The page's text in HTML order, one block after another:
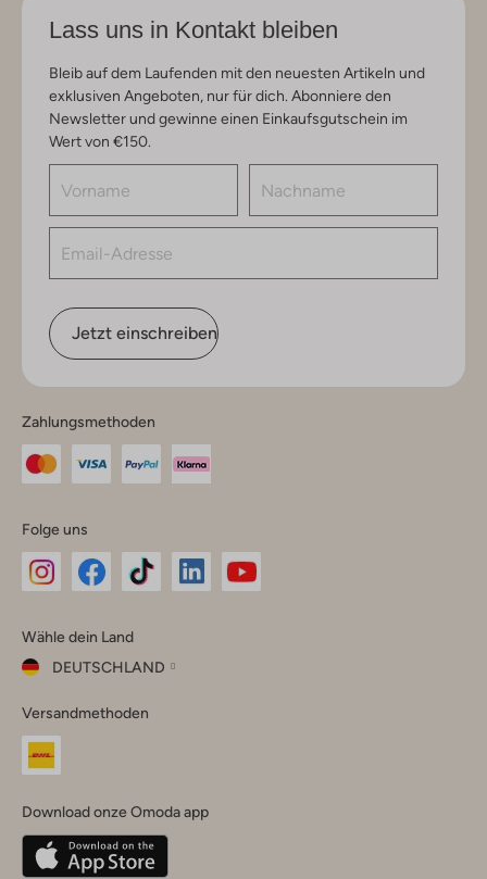
Lass uns in Kontakt bleiben
Bleib auf dem Laufenden mit den neuesten Artikeln und
exklusiven Angeboten, nur für dich. Abonniere den
Newsletter und gewinne einen Einkaufsgutschein im
Wert von €150.
Jetzt einschreiben
Zahlungsmethoden
Folge uns
Instagram
Facebook
TikTok
Wähle dein Land
DEUTSCHLAND
dein
Land
Belgique(Français)
Deutschland
Versandmethoden
Download onze Omoda app